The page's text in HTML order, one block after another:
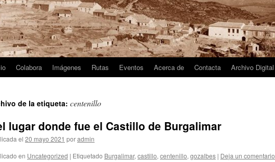
Colabora Imágenes Rutas Eventos Acerca de Contacta Archivo Digital
de la etiqueta: centenillo
lugar donde fue el Castillo de Burgalimar
el 20 mayo 2021 poradmin
en Uncategorized | Etiquetado Burgalimar, castillo, centenillo, gozalbes | Deja un comentario